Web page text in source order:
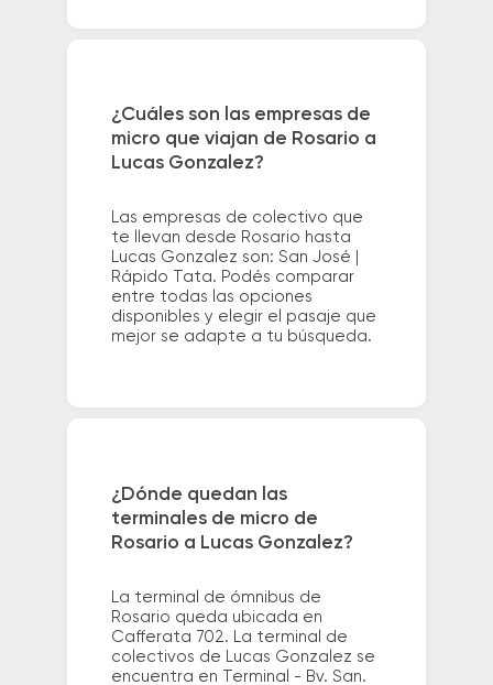
¿Cuáles son las empresas de
micro que viajan de Rosario a
Lucas Gonzalez?
Las empresas de colectivo que
te llevan desde Rosario hasta
Lucas Gonzalez son: San José |
Rápido Tata. Podés comparar
entre todas las opciones
disponibles y elegir el pasaje que
mejor se adapte a tu búsqueda.
¿Dónde quedan las
terminales de micro de
Rosario a Lucas Gonzalez?
La terminal de ómnibus de
Rosario queda ubicada en
Cafferata 702. La terminal de
colectivos de Lucas Gonzalez se
encuentra en Terminal - Bv. San.